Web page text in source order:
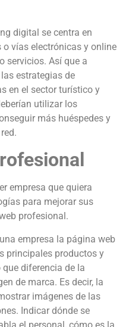
digital se centra en
vías electrónicas y online
servicios. Así que a
estrategias de
en el sector turístico y
utilizar los
más huéspedes y
empresa que quiera
para mejorar sus
profesional.
empresa la página web
principales productos y
diferencia de la
de marca. Es decir, la
imágenes de las
Indicar dónde se